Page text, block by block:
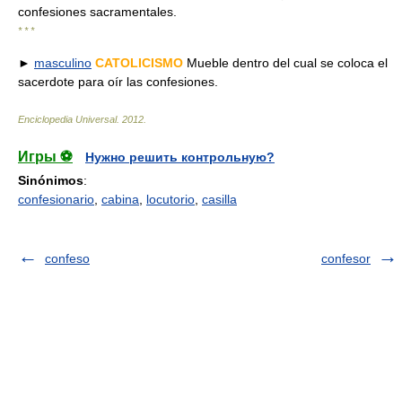
confesiones sacramentales.
* * *
► masculino CATOLICISMO Mueble dentro del cual se coloca el
sacerdote para oír las confesiones.
Enciclopedia Universal. 2012
Игры ⚽
Нужно решить контрольную?
Sinónimos:
confesionario cabina locutorio casilla
confeso confesor